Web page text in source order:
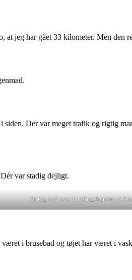
jeg har gået 33 kilometer. Men den
Der var meget trafik og rigtig
var stadig dejligt.
Et kig ind over landingsbanerne i
i brusebad og tøjet har været i